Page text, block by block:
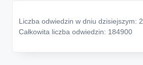
Liczba odwiedzin w dniu dzisiejszym: 2
Całkowita liczba odwiedzin: 184900